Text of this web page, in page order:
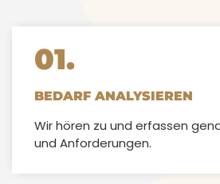
01.
BEDARF ANALYSIEREN
Wir hören zu und erfassen
und Anforderungen.